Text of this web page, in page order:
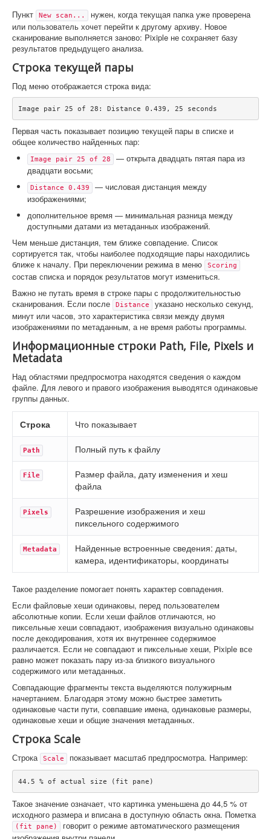
Пункт New scan...
нужен, когда текущая папка уже проверена
или пользователь хочет перейти к другому архиву. Новое
сканирование выполняется заново: Pixiple не сохраняет базу
результатов предыдущего анализа.
Строка текущей пары
Под меню отображается строка вида:
Image pair 25 of 28: Distance 0.439, 25 seconds
Первая часть показывает позицию текущей пары в списке и
общее количество найденных пар:
Image pair 25 of 28
— открыта двадцать пятая пара из
двадцати восьми;
Distance 0.439
— числовая дистанция между
изображениями;
дополнительное время — минимальная разница между
доступными датами из метаданных изображений.
Чем меньше дистанция, тем ближе совпадение. Список
сортируется так, чтобы наиболее подходящие пары находились
ближе к началу. При переключении режима в меню
Scoring
состав списка и порядок результатов могут измениться.
Важно не путать время в строке пары с продолжительностью
сканирования. Если после
Distance
указано несколько секунд,
минут или часов, это характеристика связи между двумя
изображениями по метаданным, а не время работы программы.
Информационные строки Path, File, Pixels и
Metadata
Над областями предпросмотра находятся сведения о каждом
файле. Для левого и правого изображения выводятся одинаковые
группы данных.
Строка Что показывает
Path Полный путь к файлу
File
Размер файла, дату изменения и хеш
файла
Pixels
Разрешение изображения и хеш
пиксельного содержимого
Metadata
Найденные встроенные сведения: даты,
камера, идентификаторы, координаты
Такое разделение помогает понять характер совпадения.
Если файловые хеши одинаковы, перед пользователем
абсолютные копии. Если хеши файлов отличаются, но
пиксельные хеши совпадают, изображения визуально одинаковы
после декодирования, хотя их внутреннее содержимое
различается. Если не совпадают и пиксельные хеши, Pixiple все
равно может показать пару из-за близкого визуального
содержимого или метаданных.
Совпадающие фрагменты текста выделяются полужирным
начертанием. Благодаря этому можно быстрее заметить
одинаковые части пути, совпавшие имена, одинаковые размеры,
одинаковые хеши и общие значения метаданных.
Строка Scale
Строка Scale показывает масштаб предпросмотра. Например:
44.5 % of actual size (fit pane)
Такое значение означает, что картинка уменьшена до 44,5 % от
исходного размера и вписана в доступную область окна. Пометка
(fit pane)
говорит о режиме автоматического размещения